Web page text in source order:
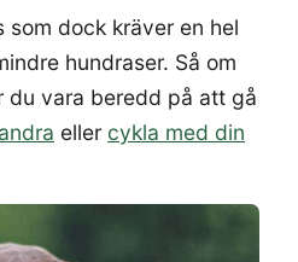
som dock kräver en hel
hundraser. Så om
du vara beredd på att gå
eller cykla med din